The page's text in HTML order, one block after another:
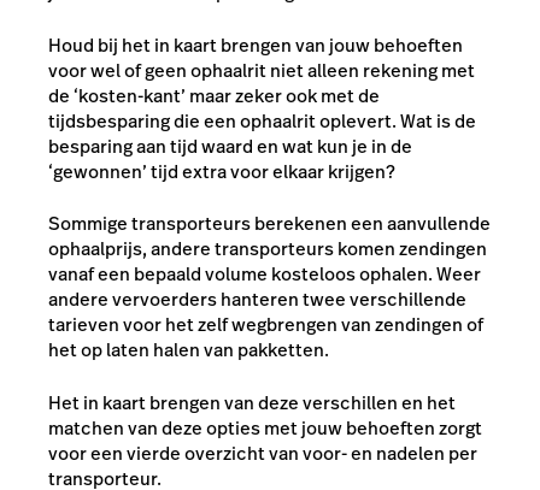
Houd bij het in kaart brengen van jouw behoeften
voor wel of geen ophaalrit niet alleen rekening met
de ‘kosten-kant’ maar zeker ook met de
tijdsbesparing die een ophaalrit oplevert. Wat is de
besparing aan tijd waard en wat kun je in de
‘gewonnen’ tijd extra voor elkaar krijgen?
Sommige transporteurs berekenen een aanvullende
ophaalprijs, andere transporteurs komen zendingen
vanaf een bepaald volume kosteloos ophalen. Weer
andere vervoerders hanteren twee verschillende
tarieven voor het zelf wegbrengen van zendingen of
het op laten halen van pakketten.
Het in kaart brengen van deze verschillen en het
matchen van deze opties met jouw behoeften zorgt
voor een vierde overzicht van voor- en nadelen per
transporteur.